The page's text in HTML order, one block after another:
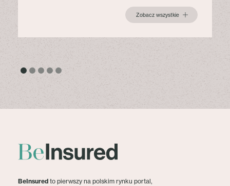
Zobacz wszystkie
BeInsured to pierwszy na polskim rynku portal,